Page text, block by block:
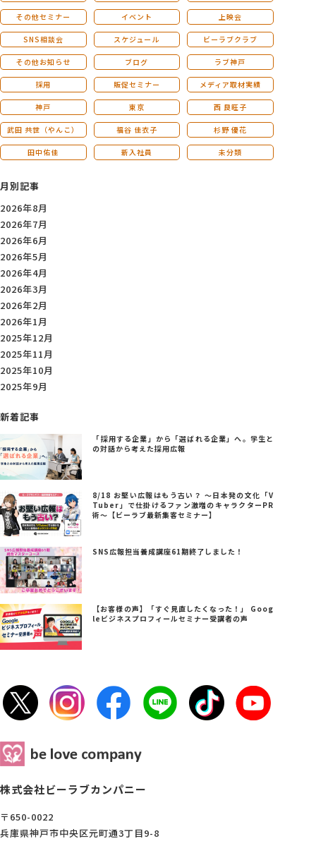
その他セミナー イベント 上映会
SNS相談会 スケジュール ビーラブクラブ
その他お知らせ ブログ ラブ神戸
採用 販促セミナー メディア取材実績
神戸 東京 西 良旺子
武田 共世（やんこ） 福谷 佳衣子 杉野 優花
田中佑佳 新入社員 未分類
月別記事
2026年8月
2026年7月
2026年6月
2026年5月
2026年4月
2026年3月
2026年2月
2026年1月
2025年12月
2025年11月
2025年10月
2025年9月
新着記事
「採用する企業」から「選ばれる企業」へ。学生と
の対話から考えた採用広報
8/18 お堅い広報はもう古い？ ～日本発の文化「V
Tuber」で仕掛けるファン激増のキャラクターPR
術～【ビーラブ最新集客セミナー】
SNS広報担当養成講座61期終了しました！
【お客様の声】「すぐ見直したくなった！」 Goog
leビジネスプロフィールセミナー受講者の声
株式会社ビーラブカンパニー
〒650-0022
兵庫県神戸市中央区元町通3丁目9-8